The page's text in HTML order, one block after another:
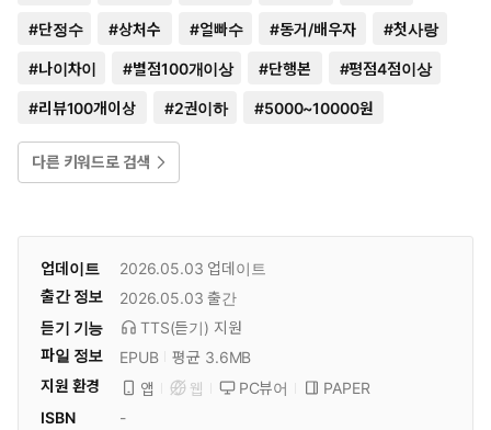
#단정수 #상처수 #얼빠수 #동거/배우자 #첫사랑
#나이차이 #별점100개이상 #단행본 #평점4점이상
#리뷰100개이상 #2권이하 #5000~10000원
다른 키워드로 검색
업데이트 2026.05.03 업데이트
출간 정보
2026.05.03 출간
듣기 기능
TTS(듣기) 지원
파일 정보
EPUB
평균 3.6MB
지원 환경
앱 웹 PC뷰어
PAPER
ISBN
-